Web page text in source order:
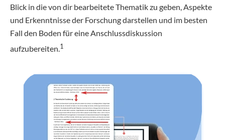
Blick in die von dir bearbeitete Thematik zu geben, Aspekte
und Erkenntnisse der Forschung darstellen und im besten
Fall den Boden für eine Anschlussdiskussion
aufzubereiten.1